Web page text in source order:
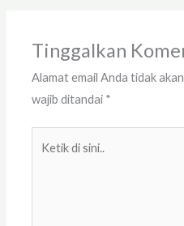
Tinggalkan
Alamat email Anda tidak
wajib ditandai *